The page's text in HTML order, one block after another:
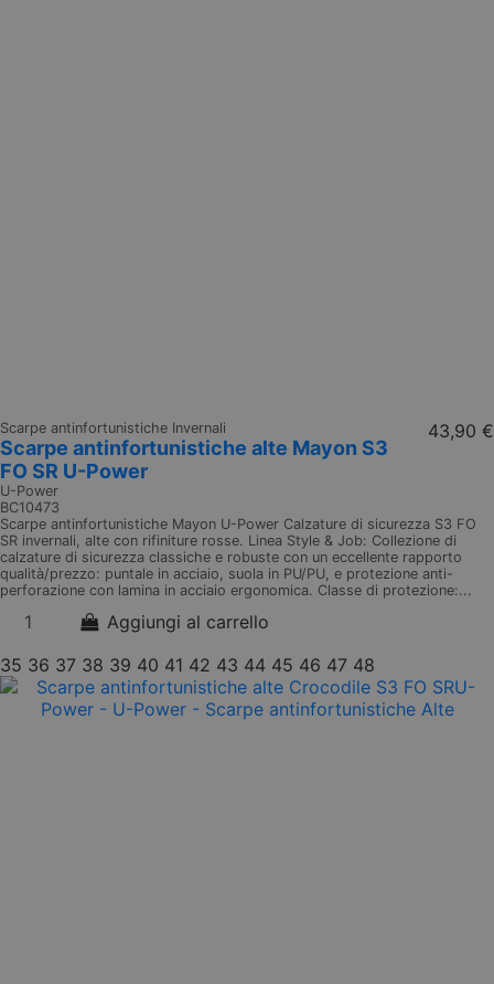
Scarpe antinfortunistiche Invernali
Scarpe antinfortunistiche alte Mayon S3
FO SR U-Power
U-Power
BC10473
43,90 €
Scarpe antinfortunistiche Mayon U-Power Calzature di sicurezza S3 FO
SR invernali, alte con rifiniture rosse. Linea Style & Job: Collezione di
calzature di sicurezza classiche e robuste con un eccellente rapporto
qualità/prezzo: puntale in acciaio, suola in PU/PU, e protezione anti-
perforazione con lamina in acciaio ergonomica. Classe di protezione:...
Aggiungi al carrello
35 36 37 38 39 40 41 42 43 44 45 46 47 48